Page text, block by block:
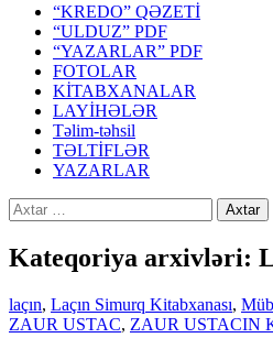
“KREDO” QƏZETİ
“ULDUZ” PDF
“YAZARLAR” PDF
FOTOLAR
KİTABXANALAR
LAYİHƏLƏR
Təlim-təhsil
TƏLTİFLƏR
YAZARLAR
Axtarış:
Kateqoriya arxivləri:
laçın, Laçın Simurq Kitabxanası,
ZAUR USTAC, ZAUR USTACIN